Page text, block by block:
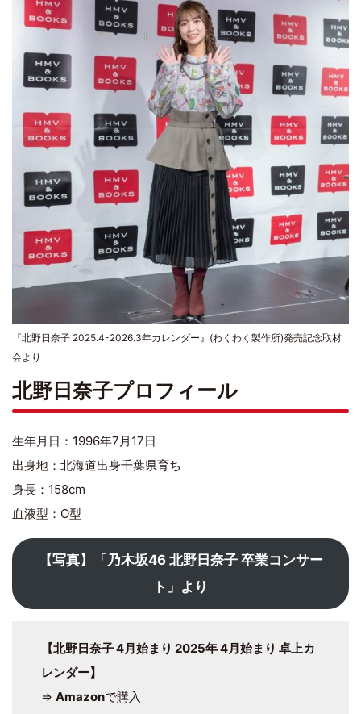
『北野日奈子 2025.4-2026.3年カレンダー』(わくわく製作所)発売記念取材
会より
北野日奈子プロフィール
生年月日：1996年7月17日
出身地：北海道出身千葉県育ち
身長：158cm
血液型：O型
【写真】「乃木坂46 北野日奈子 卒業コンサー
ト」より
【北野日奈子 4月始まり 2025年 4月始まり 卓上カ
レンダー】
⇒ Amazonで購入